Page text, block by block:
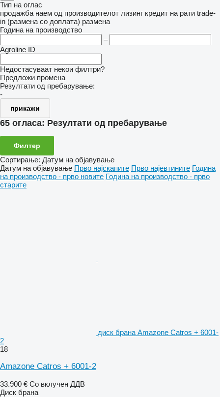
Тип на оглас
продажба наем од производителот лизинг кредит на рати trade-
in (размена со доплата) размена
Година на производство
–
Agroline ID
Недостасуваат некои филтри?
Предложи промена
Резултати од пребарување:
-
прикажи
65 огласа: Резултати од пребарување
Филтер
Сортирање: Датум на објавување
Датум на објавување Прво најскапите Прво најевтините Година
на производство - прво новите Година на производство - прво
старите
диск брана Amazone Catros + 6001-
2
18
Amazone Catros + 6001-2
33.900 € Со вклучен ДДВ
Диск брана